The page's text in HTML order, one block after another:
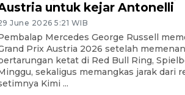
untuk kejar Antonelli
June 2026 5:21 WIB
Mercedes George Russell
Prix Austria 2026 setelah
ketat di Red Bull Ring,
sekaligus memangkas jarak dari
Kimi ...
10 March 2026 12:55 WIB